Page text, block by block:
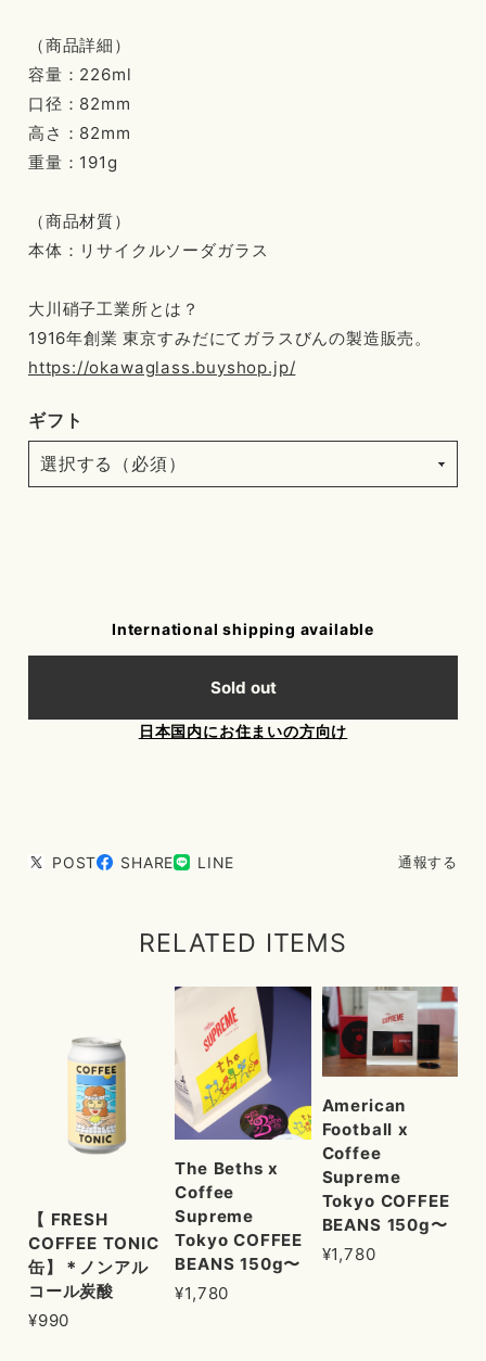
（商品詳細）
容量：226ml
口径：82mm
高さ：82mm
重量：191g
（商品材質）
本体：リサイクルソーダガラス
大川硝子工業所とは？
1916年創業 東京すみだにてガラスびんの製造販売。
https://okawaglass.buyshop.jp/
ギフト
International shipping available
Sold out
日本国内にお住まいの方向け
POST SHARE LINE 通報する
RELATED ITEMS
【 FRESH
COFFEE TONIC
缶】＊ノンアル
コール炭酸
¥990
The Beths x
Coffee
Supreme
Tokyo COFFEE
BEANS 150g〜
¥1,780
American
Football x
Coffee
Supreme
Tokyo COFFEE
BEANS 150g〜
¥1,780